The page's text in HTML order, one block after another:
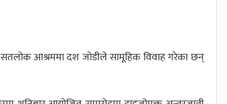
सतलोक आश्रममा दश जोडीले सामूहिक विवाह गरेका छन्